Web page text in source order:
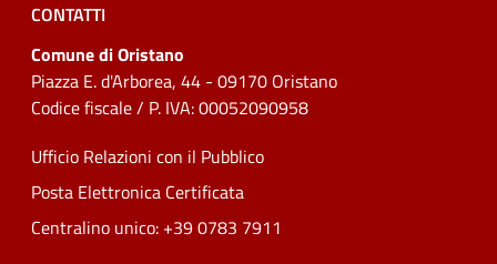
CONTATTI
Comune di Oristano
Piazza E. d'Arborea, 44 - 09170 Oristano
Codice fiscale / P. IVA: 00052090958
Ufficio Relazioni con il Pubblico
Posta Elettronica Certificata
Centralino unico: +39 0783 7911